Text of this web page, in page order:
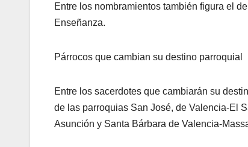
Entre los nombramientos también figura el
Enseñanza.
Párrocos que cambian su destino parroquial
Entre los sacerdotes que cambiarán su
de las parroquias San José, de Valencia-El
Asunción y Santa Bárbara de Valencia-